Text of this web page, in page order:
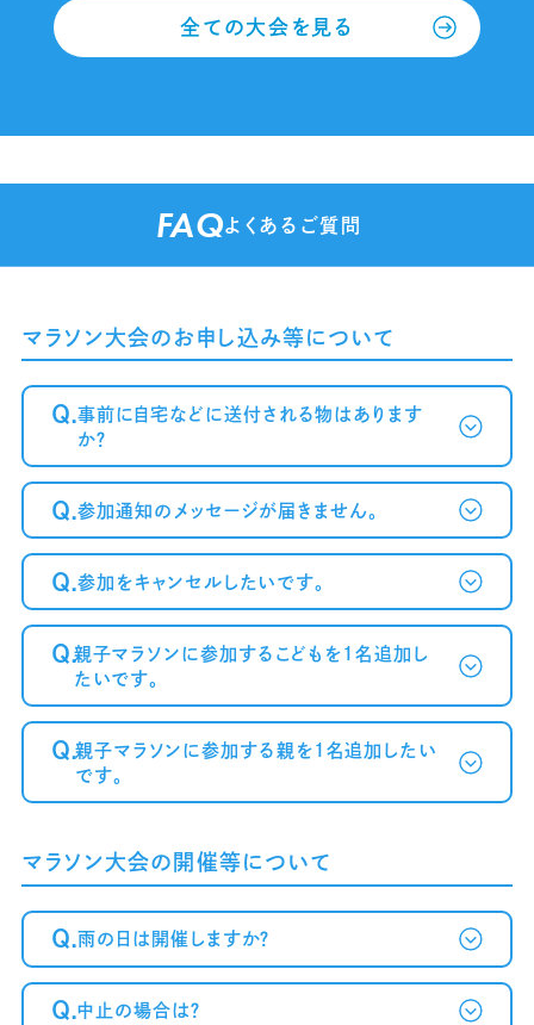
全ての大会を見る
FAQよくあるご質問
マラソン大会のお申し込み等について
Q.事前に自宅などに送付される物はあります
か？
Q.参加通知のメッセージが届きません。
が届かない方へ～
Q.参加をキャンセルしたいです。
Q.親子マラソンに参加するこどもを1名追加し
たいです。
Q.親子マラソンに参加する親を1名追加したい
です。
マラソン大会の開催等について
Q.雨の日は開催しますか？
Q.中止の場合は？